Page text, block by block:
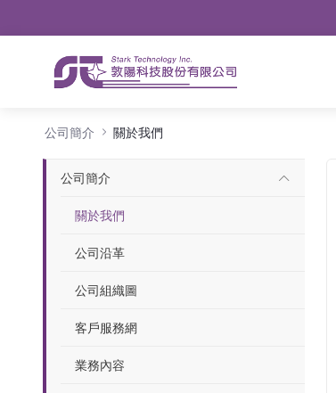
公司簡介 關於我們
公司簡介
關於我們
公司沿革
公司組織圖
客戶服務網
業務內容